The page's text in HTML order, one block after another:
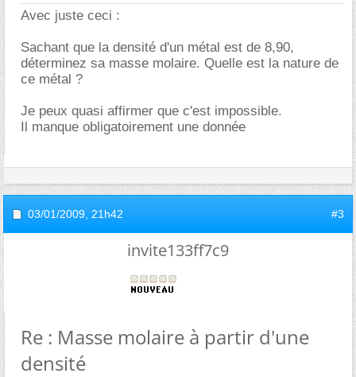
Avec juste ceci :
Sachant que la densité d'un métal est de 8,90,
déterminez sa masse molaire. Quelle est la nature de
ce métal ?
Je peux quasi affirmer que c'est impossible.
Il manque obligatoirement une donnée
03/01/2009, 21h42 #3
invite133ff7c9
Re : Masse molaire à partir d'une
densité